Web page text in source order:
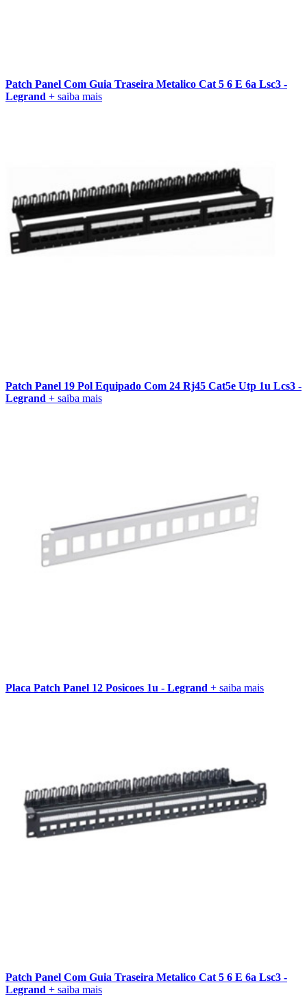
Patch Panel Com Guia Traseira Metalico Cat 5 6 E 6a Lsc3 -
Legrand + saiba mais
Patch Panel 19 Pol Equipado Com 24 Rj45 Cat5e Utp 1u Lcs3 -
Legrand + saiba mais
Placa Patch Panel 12 Posicoes 1u - Legrand + saiba mais
Patch Panel Com Guia Traseira Metalico Cat 5 6 E 6a Lsc3 -
Legrand + saiba mais